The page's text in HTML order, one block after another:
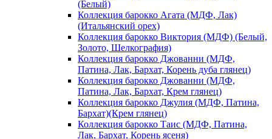
(Белый)
Коллекция барокко Агата (МДФ, Лак)
(Итальянский орех)
Коллекция барокко Виктория (МДФ) (Белый,
Золото, Шелкография)
Коллекция барокко Джованни (МДФ,
Патина, Лак, Бархат, Корень дуба глянец)
Коллекция барокко Джованни (МДФ,
Патина, Лак, Бархат, Крем глянец)
Коллекция барокко Джулия (МДФ, Патина,
Бархат)(Крем глянец)
Коллекция барокко Таис (МДФ, Патина,
Лак, Бархат, Корень ясеня)